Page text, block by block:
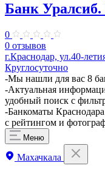
Банк Уралсиб.
0
0 отзывов
г.Краснодар, ул.40-
Круглосуточно
-Мы нашли для вас 8
-Актуальная
удобный поиск с
-Банкоматы
с рейтингом и
Меню
Махачкала